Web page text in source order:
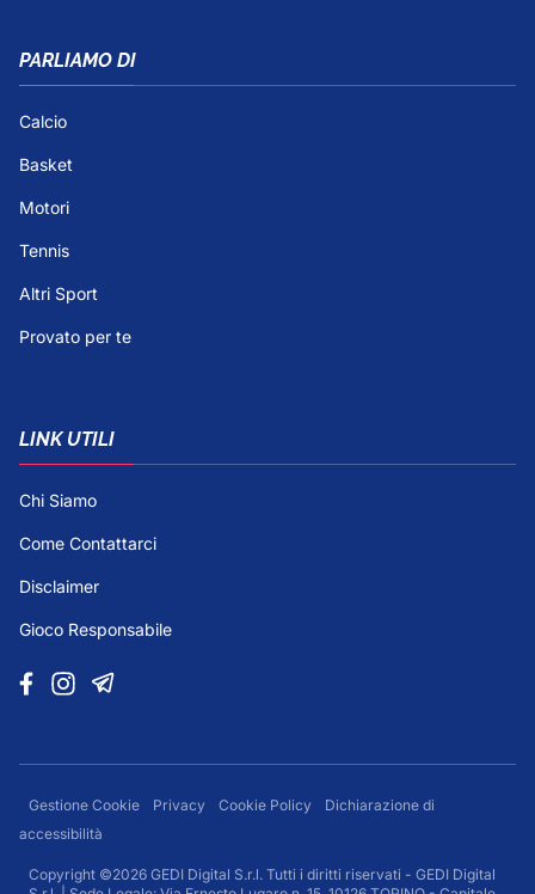
PARLIAMO DI
Calcio
Basket
Motori
Tennis
Altri Sport
Provato per te
LINK UTILI
Chi Siamo
Come Contattarci
Disclaimer
Gioco Responsabile
Gestione Cookie Privacy Cookie Policy
Dichiarazione di
accessibilità
Copyright ©2026 GEDI Digital S.r.l. Tutti i diritti riservati - GEDI Digital